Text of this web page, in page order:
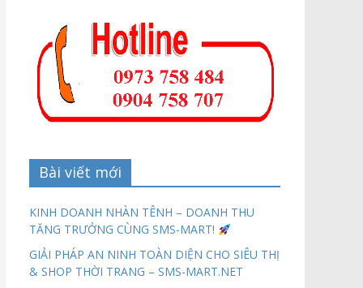
Bài viết mới
KINH DOANH NHÀN TÊNH – DOANH THU
TĂNG TRƯỞNG CÙNG SMS-MART!
GIẢI PHÁP AN NINH TOÀN DIỆN CHO SIÊU THỊ
& SHOP THỜI TRANG – SMS-MART.NET